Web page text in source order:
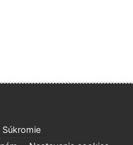
Súkromie